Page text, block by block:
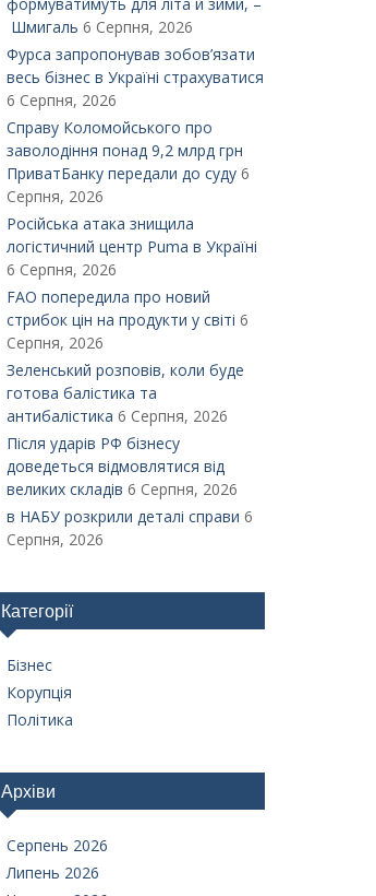
Шмигаль 6 Серпня, 2026
Фурса запропонував зобов’язати
весь бізнес в Україні страхуватися
6 Серпня, 2026
Справу Коломойського про
заволодіння понад 9,2 млрд грн
ПриватБанку передали до суду 6
Серпня, 2026
Російська атака знищила
логістичний центр Puma в Україні
6 Серпня, 2026
FAO попередила про новий
стрибок цін на продукти у світі 6
Серпня, 2026
Зеленський розповів, коли буде
готова балістика та
антибалістика 6 Серпня, 2026
Після ударів РФ бізнесу
доведеться відмовлятися від
великих складів 6 Серпня, 2026
в НАБУ розкрили деталі справи 6
Серпня, 2026
Категорії
Бізнес
Корупція
Політика
Архіви
Серпень 2026
Липень 2026